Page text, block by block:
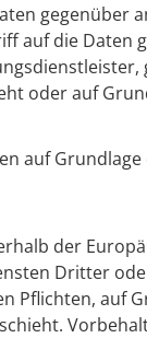
auf die Daten
oder auf
auf
der
Dritter
Pflichten, auf